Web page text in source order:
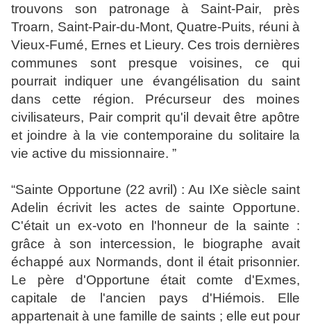
trouvons son patronage à Saint-Pair, près
Troarn, Saint-Pair-du-Mont, Quatre-Puits, réuni à
Vieux-Fumé, Ernes et Lieury. Ces trois dernières
communes sont presque voisines, ce qui
pourrait indiquer une évangélisation du saint
dans cette région. Précurseur des moines
civilisateurs, Pair comprit qu'il devait être apôtre
et joindre à la vie contemporaine du solitaire la
vie active du missionnaire. ”
“Sainte Opportune (22 avril) : Au IXe siècle saint
Adelin écrivit les actes de sainte Opportune.
C'était un ex-voto en l'honneur de la sainte :
grâce à son intercession, le biographe avait
échappé aux Normands, dont il était prisonnier.
Le père d'Opportune était comte d'Exmes,
capitale de l'ancien pays d'Hiémois. Elle
appartenait à une famille de saints ; elle eut pour